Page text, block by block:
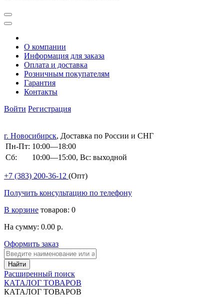
О компании
Информация для заказа
Оплата и доставка
Розничным покупателям
Гарантия
Контакты
Войти Регистрация
г. Новосибирск, Доставка по России и СНГ
Пн-Пт: 10:00—18:00
Сб:
10:00—15:00, Вс: выходной
+7 (383) 200-36-12 (Опт)
Получить консультацию по телефону
В корзине товаров: 0
На сумму: 0.00 р.
Оформить заказ
Расширенный поиск
КАТАЛОГ ТОВАРОВ
КАТАЛОГ ТОВАРОВ